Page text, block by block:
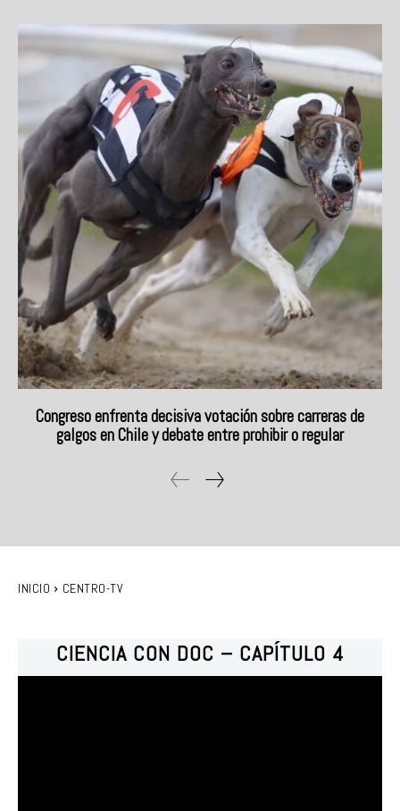
Congreso enfrenta decisiva votación sobre carreras de
galgos en Chile y debate entre prohibir o regular